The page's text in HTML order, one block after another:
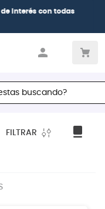
cuotas sin intereses
FILTRAR